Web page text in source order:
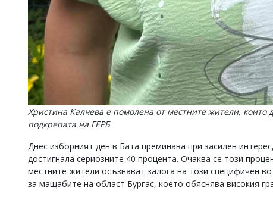
Христина Калчева е помолена от местните жители, които
подкрепата на ГЕРБ
Днес изборният ден в Бата преминава при засилен
достигнала сериозните 40 процента. Очаква се този
местните жители осъзнават залога на този специфичен
за мащабите на област Бургас, което обяснява високия